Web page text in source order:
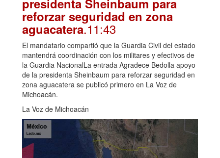
presidenta Sheinbaum para
reforzar seguridad en zona
aguacatera.11:43
El mandatario compartió que la Guardia Civil del estado
mantendrá coordinación con los militares y efectivos de
la Guardia NacionalLa entrada Agradece Bedolla apoyo
de la presidenta Sheinbaum para reforzar seguridad en
zona aguacatera se publicó primero en La Voz de
Michoacán.
La Voz de Michoacán